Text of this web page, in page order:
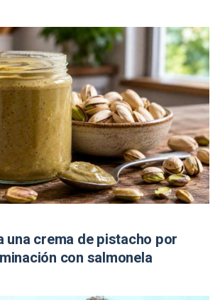
una crema de pistacho por
con salmonela